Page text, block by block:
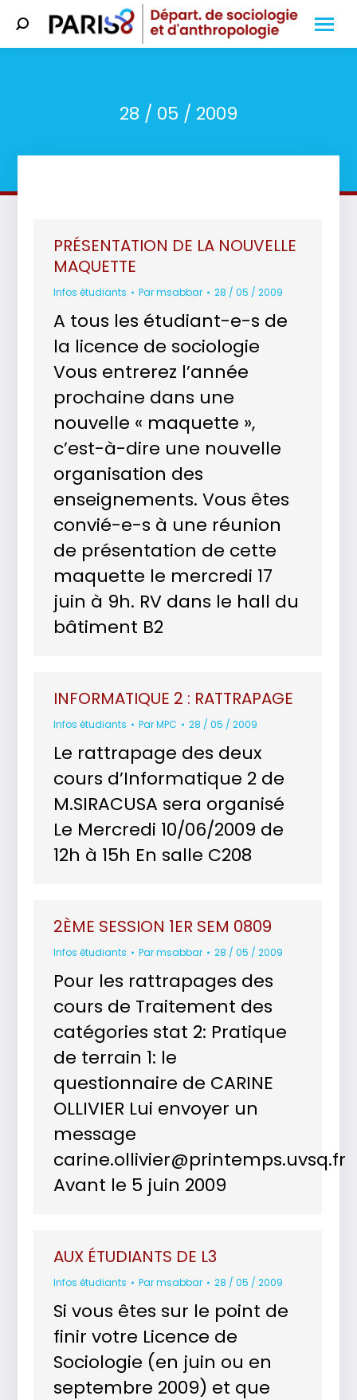
Search:
28 / 05 / 2009
PRÉSENTATION DE LA NOUVELLE
MAQUETTE
Infos étudiants Parmsabbar 28 / 05 / 2009
A tous les étudiant-e-s de
la licence de sociologie
Vous entrerez l’année
prochaine dans une
nouvelle « maquette »,
c’est-à-dire une nouvelle
organisation des
enseignements. Vous êtes
convié-e-s à une réunion
de présentation de cette
maquette le mercredi 17
juin à 9h. RV dans le hall du
bâtiment B2
INFORMATIQUE 2 : RATTRAPAGE
Infos étudiants ParMPC 28 / 05 / 2009
Le rattrapage des deux
cours d’Informatique 2 de
M.SIRACUSA sera organisé
Le Mercredi 10/06/2009 de
12h à 15h En salle C208
2ÈME SESSION 1ER SEM 0809
Infos étudiants Parmsabbar 28 / 05 / 2009
Pour les rattrapages des
cours de Traitement des
catégories stat 2: Pratique
de terrain 1: le
questionnaire de CARINE
OLLIVIER Lui envoyer un
message
carine.ollivier@printemps.uvsq.fr
Avant le 5 juin 2009
AUX ÉTUDIANTS DE L3
Infos étudiants Parmsabbar 28 / 05 / 2009
Si vous êtes sur le point de
finir votre Licence de
Sociologie (en juin ou en
septembre 2009) et que